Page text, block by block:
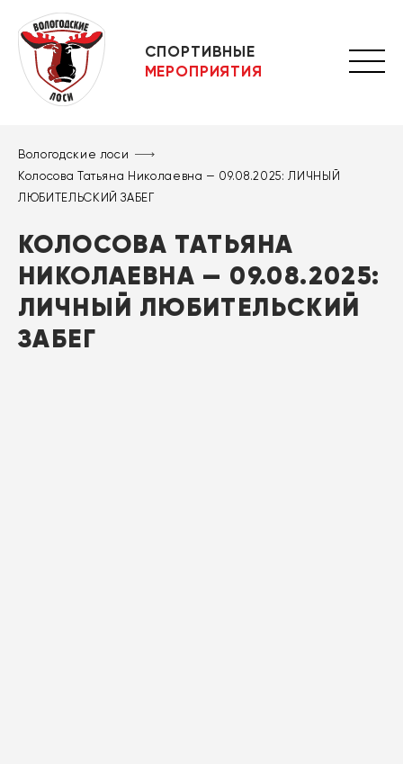
СПОРТИВНЫЕ
МЕРОПРИЯТИЯ
Вологодские лоси
Колосова Татьяна Николаевна — 09.08.2025: ЛИЧНЫЙ
ЛЮБИТЕЛЬСКИЙ ЗАБЕГ
КОЛОСОВА ТАТЬЯНА
НИКОЛАЕВНА — 09.08.2025:
ЛИЧНЫЙ ЛЮБИТЕЛЬСКИЙ
ЗАБЕГ